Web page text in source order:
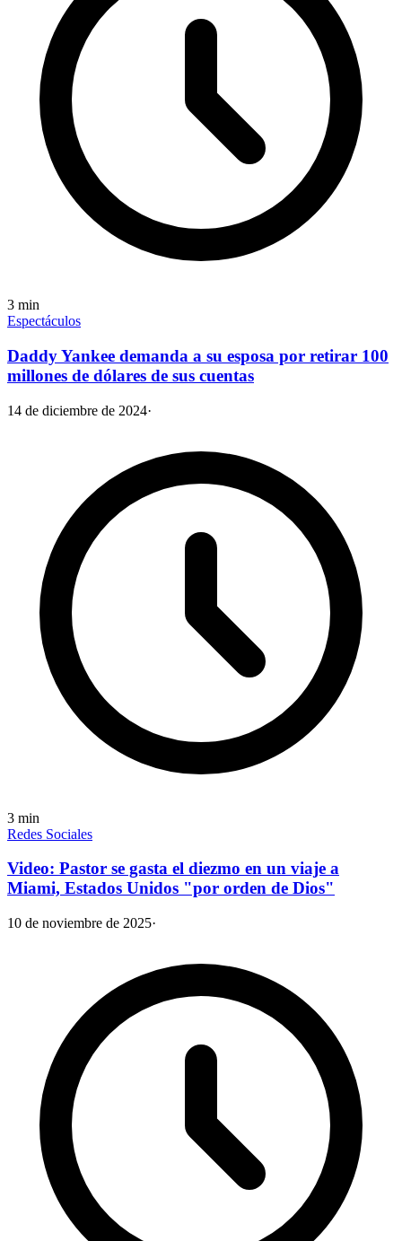
3 min
Espectáculos
Daddy Yankee demanda a su esposa por retirar 100
millones de dólares de sus cuentas
14 de diciembre de 2024·
3 min
Redes Sociales
Video: Pastor se gasta el diezmo en un viaje a
Miami, Estados Unidos "por orden de Dios"
10 de noviembre de 2025·